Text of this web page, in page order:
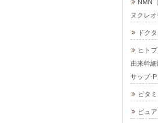
NMN
ヌクレ
ドク
ヒト
由来幹
サップ-P
ビタ
ピュ